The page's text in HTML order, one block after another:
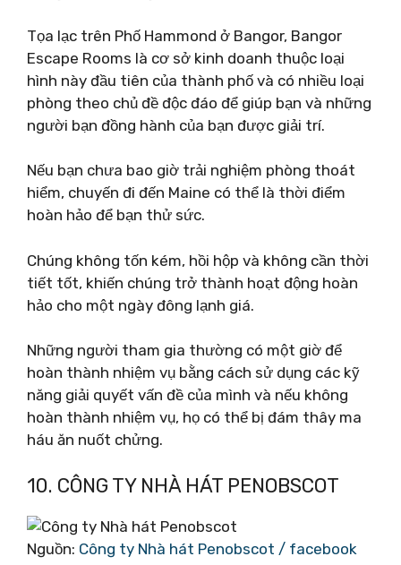
Tọa lạc trên Phố Hammond ở Bangor, Bangor
Escape Rooms là cơ sở kinh doanh thuộc loại
hình này đầu tiên của thành phố và có nhiều loại
phòng theo chủ đề độc đáo để giúp bạn và những
người bạn đồng hành của bạn được giải trí.
Nếu bạn chưa bao giờ trải nghiệm phòng thoát
hiểm, chuyến đi đến Maine có thể là thời điểm
hoàn hảo để bạn thử sức.
Chúng không tốn kém, hồi hộp và không cần thời
tiết tốt, khiến chúng trở thành hoạt động hoàn
hảo cho một ngày đông lạnh giá.
Những người tham gia thường có một giờ để
hoàn thành nhiệm vụ bằng cách sử dụng các kỹ
năng giải quyết vấn đề của mình và nếu không
hoàn thành nhiệm vụ, họ có thể bị đám thây ma
háu ăn nuốt chửng.
10. CÔNG TY NHÀ HÁT PENOBSCOT
Nguồn: Công ty Nhà hát Penobscot / facebook